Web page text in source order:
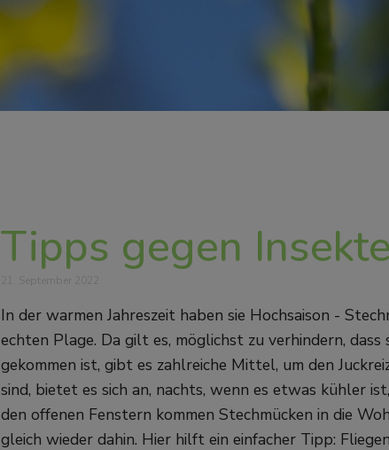
Tipps gegen
In der warmen Jahreszeit haben sie Hochsaison -
echten Plage. Da gilt es, möglichst zu verhindern,
gekommen ist, gibt es zahlreiche Mittel, um den
sind, bietet es sich an, nachts, wenn es etwas kühler
den offenen Fenstern kommen Stechmücken in die
gleich wieder dahin. Hier hilft ein einfacher Tipp: